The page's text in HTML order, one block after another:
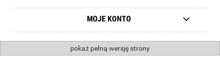
MOJE KONTO
pokaż pełną wersję strony